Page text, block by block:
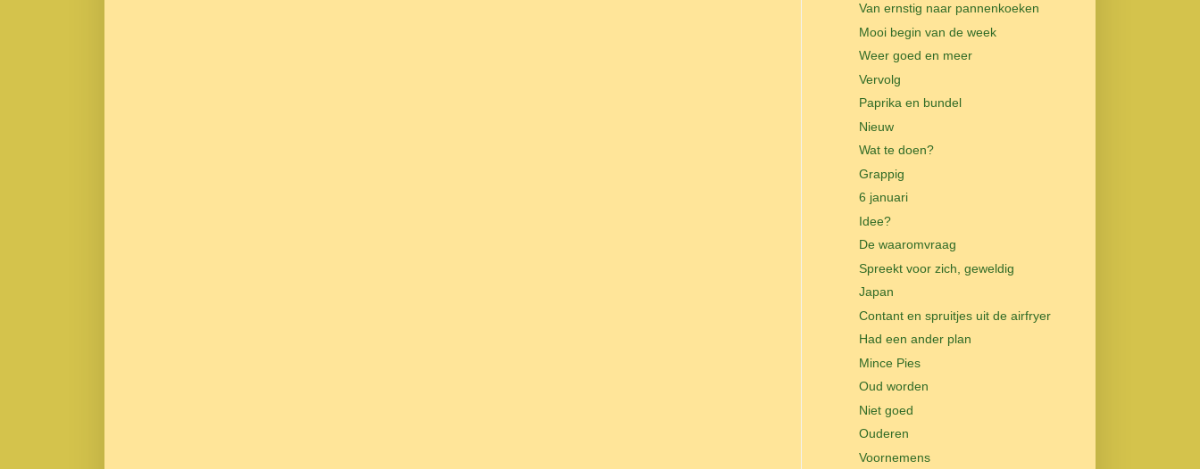
Van ernstig naar pannenkoeken
Mooi begin van de week
Weer goed en meer
Vervolg
Paprika en bundel
Nieuw
Wat te doen?
Grappig
6 januari
Idee?
De waaromvraag
Spreekt voor zich, geweldig
Japan
Contant en spruitjes uit de airfryer
Had een ander plan
Mince Pies
Oud worden
Niet goed
Ouderen
Voornemens